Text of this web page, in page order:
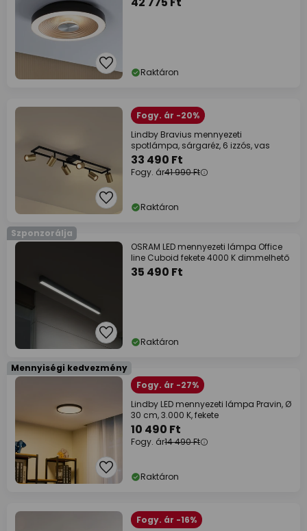
Raktáron
Fogy. ár -20%
Lindby Bravius mennyezeti
spotlámpa, sárgaréz, 6 izzós, vas
33 490 Ft
Fogy. ár41 990 Ft
Raktáron
Szponzorálja
OSRAM LED mennyezeti lámpa Office
line Cuboid fekete 4000 K dimmelhető
35 490 Ft
Raktáron
Mennyiségi kedvezmény
Fogy. ár -27%
Lindby LED mennyezeti lámpa Pravin, Ø
30 cm, 3.000 K, fekete
10 490 Ft
Fogy. ár14 490 Ft
Raktáron
Fogy. ár -16%